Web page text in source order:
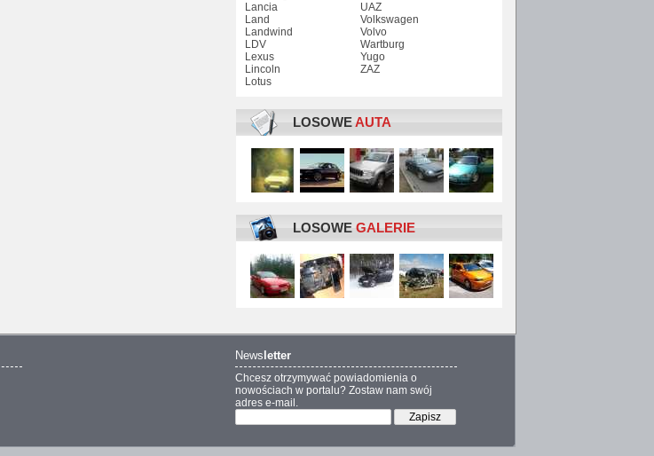
Lancia
Land
Landwind
LDV
Lexus
Lincoln
Lotus
UAZ
Volkswagen
Volvo
Wartburg
Yugo
ZAZ
LOSOWEAUTA
LOSOWE GALERIE
News letter
Chcesz otrzymywać powiadomienia o
nowościach w portalu? Zostaw nam swój
adres e-mail.